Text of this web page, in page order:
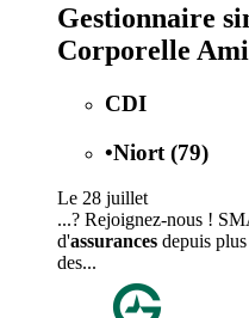
Gestionnaire
Corporelle
CDI
•Niort (79)
Le 28 juillet
...? Rejoignez-nous !
d'assurances depuis
des...